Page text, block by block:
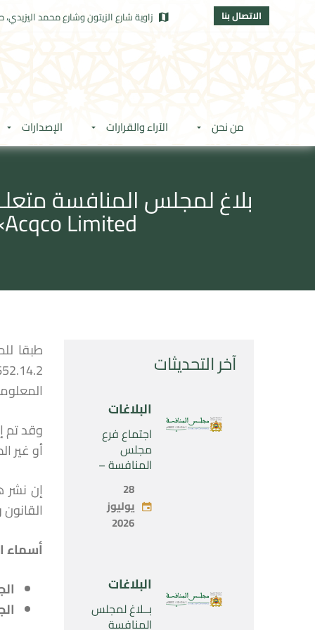
الاتصال بنا زاوية شارع الزيتون وشارع محمد اليزيدي،
من نحن الآراء والقرارات الإصدارات
Acqco Limited» المراقبة الحصرية لشركة «Gallus Topco Limited»
آخر التحديثات
البلاغات
اجتماع فرع
مجلس
المنافسة –
2026
28
يوليوز
2026
البلاغات
بــلاغ لمجلس
المنافسة
وقد تم
أو غير
القانون رقم 104.12 المتعلق بحرية الأسعار
أسماء